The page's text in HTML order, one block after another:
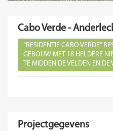
Cabo Verde -
“RESIDENTIE CABO VERDE”
GEBOUW MET 18 HELDERE
TE MIDDEN DE VELDEN EN
Projectgegevens